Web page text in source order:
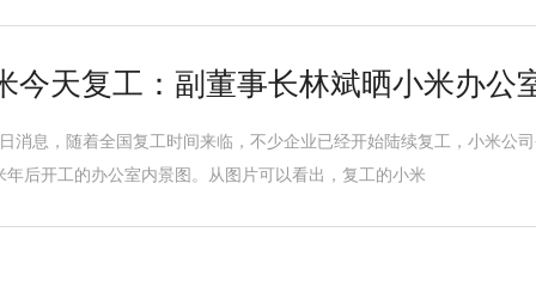
今天复工：副董事长林斌晒小米办公
消息，随着全国复工时间来临，不少企业已经开始陆续复工，小米公
年后开工的办公室内景图。从图片可以看出，复工的小米